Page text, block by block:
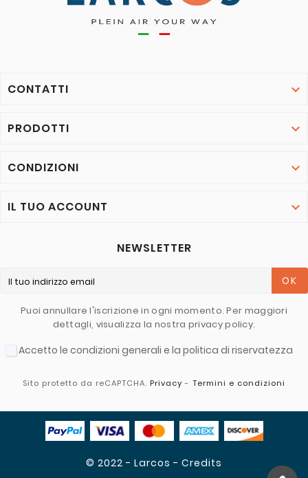
CONTATTI 
PRODOTTI 
CONDIZIONI 
IL TUO ACCOUNT 
NEWSLETTER
OK
Puoi annullare l'iscrizione in ogni momento. Per maggiori
dettagli, visualizza la nostra privacy policy.
Accetto le condizioni generali e la politica di riservatezza
Sito protetto da reCAPTCHA. Privacy - Termini e condizioni
© 2022 - Larcos - Credits